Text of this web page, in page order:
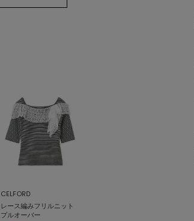
CELFORD
レース編みフリルニット
プルオーバー